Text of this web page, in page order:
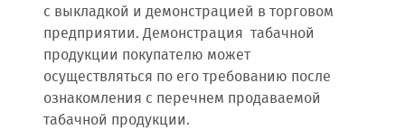
с выкладкой и демонстрацией в торговом
предприятии. Демонстрация табачной
продукции покупателю может
осуществляться по его требованию после
ознакомления с перечнем продаваемой
табачной продукции.